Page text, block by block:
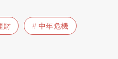
財
中年危機